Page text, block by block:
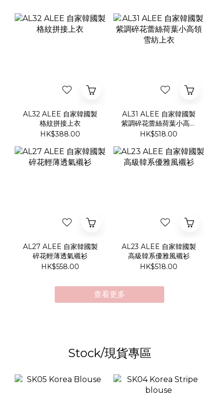
AL32 ALEE 自家韓國製
格紋拼接上衣
HK$388.00
AL31 ALEE 自家韓國製
紫調碎花蕾絲荷葉小高領
雪紡上衣
HK$518.00
AL27 ALEE 自家韓國製
碎花輕薄透氣襯衫
HK$558.00
AL23 ALEE 自家韓國製
高級韓系優雅風襯衫
HK$518.00
查看更多
Stock/現貨專區